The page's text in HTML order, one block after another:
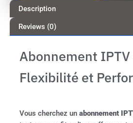
Description
Reviews (0)
Abonnement IPTV
Flexibilité et
Vous cherchez un abonnement